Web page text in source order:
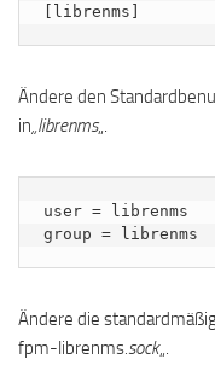
[librenms]
Ändere den
in„librenms„.
user = librenms
group = librenms
Ändere die
fpm-librenms.sock„.